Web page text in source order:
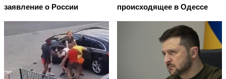
заявление о России
происходящее в Одессе